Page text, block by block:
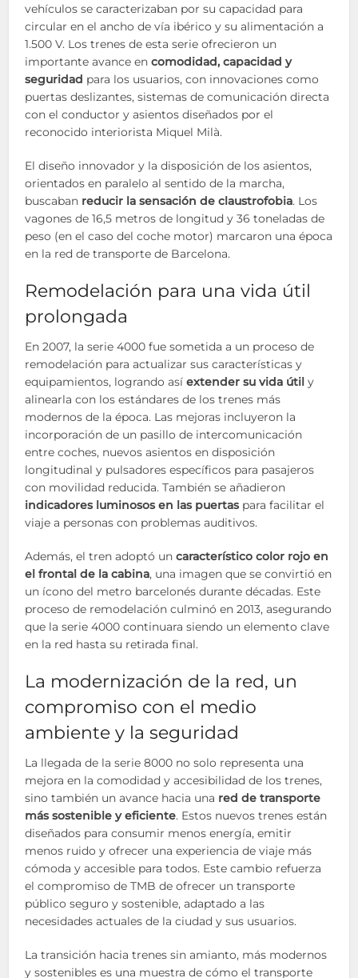
vehículos se caracterizaban por su capacidad para
circular en el ancho de vía ibérico y su alimentación a
1.500 V. Los trenes de esta serie ofrecieron un
importante avance encomodidad, capacidad y
seguridad para los usuarios, con innovaciones como
puertas deslizantes, sistemas de comunicación directa
con el conductor y asientos diseñados por el
reconocido interiorista Miquel Milà.
El diseño innovador y la disposición de los asientos,
orientados en paralelo al sentido de la marcha,
buscaban reducir la sensación de claustrofobia. Los
vagones de 16,5 metros de longitud y 36 toneladas de
peso (en el caso del coche motor) marcaron una época
en la red de transporte de Barcelona.
Remodelación para una vida útil
prolongada
En 2007, la serie 4000 fue sometida a un proceso de
remodelación para actualizar sus características y
equipamientos, logrando asíextender su vida útil y
alinearla con los estándares de los trenes más
modernos de la época. Las mejoras incluyeron la
incorporación de un pasillo de intercomunicación
entre coches, nuevos asientos en disposición
longitudinal y pulsadores específicos para pasajeros
con movilidad reducida. También se añadieron
indicadores luminosos en las puertaspara facilitar el
viaje a personas con problemas auditivos.
Además, el tren adoptó uncaracterístico color rojo en
el frontal de la cabina, una imagen que se convirtió en
un ícono del metro barcelonés durante décadas. Este
proceso de remodelación culminó en 2013, asegurando
que la serie 4000 continuara siendo un elemento clave
en la red hasta su retirada final.
La modernización de la red, un
compromiso con el medio
ambiente y la seguridad
La llegada de la serie 8000 no solo representa una
mejora en la comodidad y accesibilidad de los trenes,
sino también un avance hacia una red de transporte
más sostenible y eficiente. Estos nuevos trenes están
diseñados para consumir menos energía, emitir
menos ruido y ofrecer una experiencia de viaje más
cómoda y accesible para todos. Este cambio refuerza
el compromiso de TMB de ofrecer un transporte
público seguro y sostenible, adaptado a las
necesidades actuales de la ciudad y sus usuarios.
La transición hacia trenes sin amianto, más modernos
y sostenibles es una muestra de cómo el transporte